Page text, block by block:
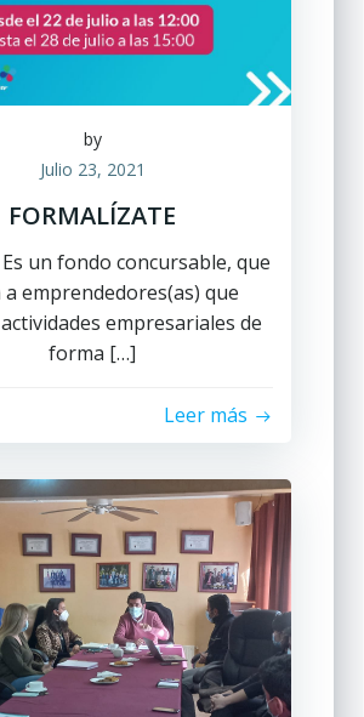
by
Julio 23, 2021
FORMALÍZATE
Es un fondo concursable, que
a emprendedores(as) que
empresariales de
forma […]
Leer más